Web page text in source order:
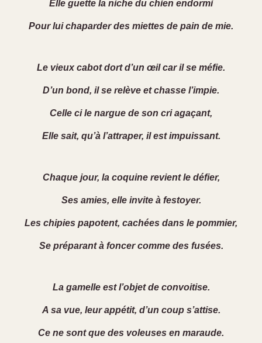
Elle guette la niche du chien endormi
Pour lui chaparder des miettes de pain de mie.
Le vieux cabot dort d’un œil car il se méfie.
D’un bond, il se relève et chasse l’impie.
Celle ci le nargue de son cri agaçant,
Elle sait, qu’à l’attraper, il est impuissant.
Chaque jour, la coquine revient le défier,
Ses amies, elle invite à festoyer.
Les chipies papotent, cachées dans le pommier,
Se préparant à foncer comme des fusées.
La gamelle est l’objet de convoitise.
A sa vue, leur appétit, d’un coup s’attise.
Ce ne sont que des voleuses en maraude.